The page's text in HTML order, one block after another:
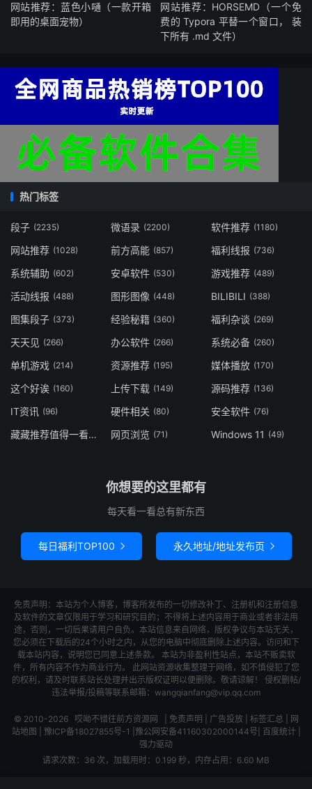
网站推荐：蓝色小嗵（一款开箱
即用的桌面宠物）
网站推荐：HORSEMD（一个免
费的 Typora 平替一个窗口， 装
下所有 .md 文件）
热门标签
段子 (2235) 微语录 (2200) 软件推荐 (1180)
网站推荐 (1028) 前方高能 (857) 福利线报 (736)
系统辅助 (602) 安卓软件 (530) 游戏推荐 (489)
活动线报 (488) 图形图像 (448) BILIBILI (388)
图集段子 (373) 经验秘籍 (360) 福利杂谈 (269)
天天见 (266) 办公软件 (266) 系统必备 (260)
单机游戏 (214) 资源推荐 (195) 媒体播放 (170)
这个好诶 (160) 上传下载 (149) 源码推荐 (136)
IT资讯 (96) 硬件相关 (80) 安全软件 (76)
藏藏推荐值得一看(73) 网页浏览 (71) Windows 11 (49)
你想要的这里都有
每天看一看总有新东西
每日福利TOP100  永久地址/地址发布页 
免责声明：本站为个人博客，博客所发布的一切修改补丁、注册机和注册信息
及软件的文章仅限用于学习和研究目的；不得将上述内容用于商业或者非法用
途，否则，一切后果请用户自负。本站信息来自网络，版权争议与本站无关，
您必须在下载后的24个小时之内，从您的电脑中彻底删除上述内容。访问和下
载本站内容，说明您已同意上述条款。 本站为非盈利性站点，本站不贩卖软
件，所有内容不作为商业行为。 此网站资源收集整理于网络，如不慎侵犯了您
的权利，请及时联系站长处理并出示版权证明以便删除。敬请谅解！ 侵权删帖/
违法举报/投稿等联系邮箱：wangqianfang@vip.qq.com
© 2010-2026 哎呦不错往前方资源网 免责声明 广告投放| 标签汇总
网
站地图
豫ICP备18027855号-1 豫公网安备41160302000144号 百度统计|
强力驱动
请求次数：36 次，加载用时：0.199 秒，内存占用：6.60 MB